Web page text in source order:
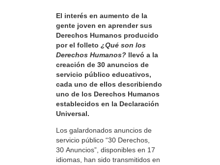
El interés en aumento de la
gente joven en aprender sus
Derechos Humanos producido
por el folleto ¿Qué son los
Derechos Humanos? llevó a la
creación de 30 anuncios de
servicio público educativos,
cada uno de ellos describiendo
uno de los Derechos Humanos
establecidos en la Declaración
Universal.
Los galardonados anuncios de
servicio público “30 Derechos,
30 Anuncios”, disponibles en 17
idiomas, han sido transmitidos en